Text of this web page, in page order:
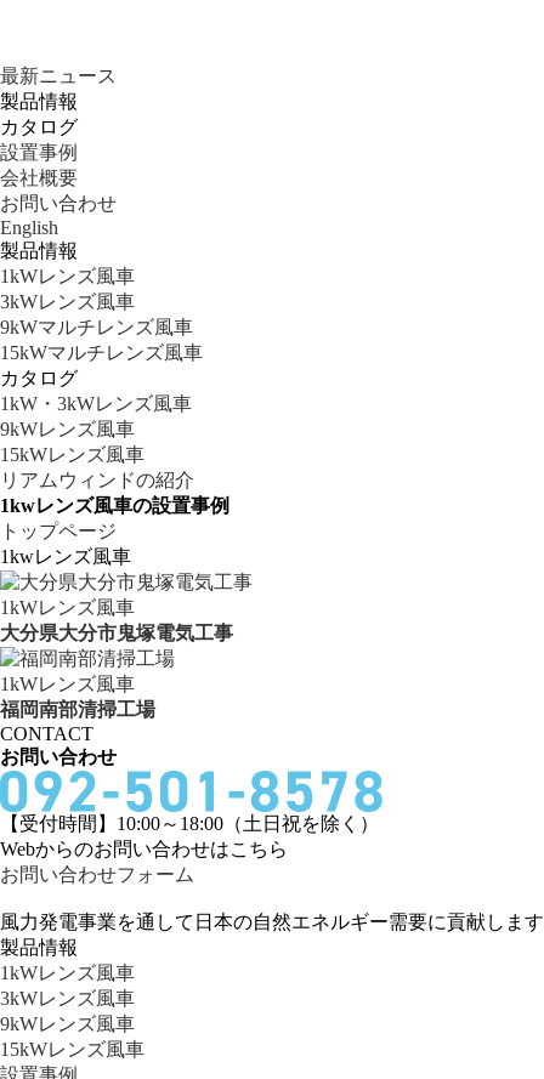
最新ニュース
製品情報
カタログ
設置事例
会社概要
お問い合わせ
English
製品情報
1kWレンズ風車
3kWレンズ風車
9kWマルチレンズ風車
15kWマルチレンズ風車
カタログ
1kW・3kWレンズ風車
9kWレンズ風車
15kWレンズ風車
リアムウィンドの紹介
1kwレンズ風車の設置事例
トップページ
1kwレンズ風車
1kWレンズ風車
大分県大分市鬼塚電気工事
1kWレンズ風車
福岡南部清掃工場
CONTACT
お問い合わせ
【受付時間】10:00～18:00（土日祝を除く）
Webからのお問い合わせはこちら
お問い合わせフォーム
風力発電事業を通して日本の自然エネルギー需要に貢献します
製品情報
1kWレンズ風車
3kWレンズ風車
9kWレンズ風車
15kWレンズ風車